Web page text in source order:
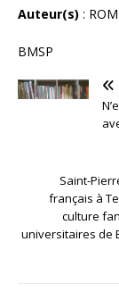
Auteur(s) :
BMSP
Saint-
français à
culture
universitaires de